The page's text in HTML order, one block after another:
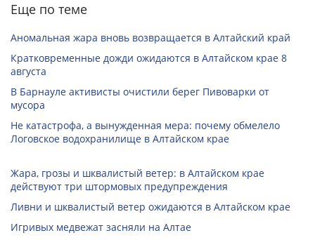
Еще по теме
Аномальная жара вновь возвращается в Алтайский край
Кратковременные дожди ожидаются в Алтайском крае 8
августа
В Барнауле активисты очистили берег Пивоварки от
мусора
Не катастрофа, а вынужденная мера: почему обмелело
Логовское водохранилище в Алтайском крае
Жара, грозы и шквалистый ветер: в Алтайском крае
действуют три штормовых предупреждения
Ливни и шквалистый ветер ожидаются в Алтайском крае
Игривых медвежат засняли на Алтае